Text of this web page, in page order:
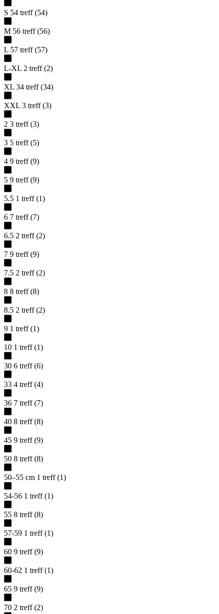
S 54 treff (54)
M 56 treff (56)
L 57 treff (57)
L-XL 2 treff (2)
XL 34 treff (34)
XXL 3 treff (3)
2 3 treff (3)
3 5 treff (5)
4 9 treff (9)
5 9 treff (9)
5.5 1 treff (1)
6 7 treff (7)
6.5 2 treff (2)
7 9 treff (9)
7.5 2 treff (2)
8 8 treff (8)
8.5 2 treff (2)
9 1 treff (1)
10 1 treff (1)
30 6 treff (6)
33 4 treff (4)
36 7 treff (7)
40 8 treff (8)
45 9 treff (9)
50 8 treff (8)
50–55 cm 1 treff (1)
54-56 1 treff (1)
55 8 treff (8)
57-59 1 treff (1)
60 9 treff (9)
60-62 1 treff (1)
65 9 treff (9)
70 2 treff (2)